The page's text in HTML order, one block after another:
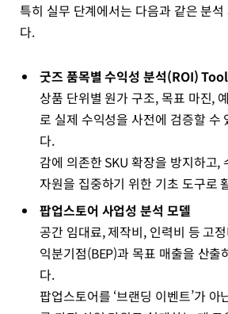
특히 실무 단계에서는 다음과 같은 분
다.
굿즈 품목별 수익성 분석(ROI) Tool
상품 단위별 원가 구조, 목표 마진,
로 실제 수익성을 사전에 검증할 수
다.
감에 의존한 SKU 확장을 방지하고,
자원을 집중하기 위한 기초 도구로
팝업스토어 사업성 분석 모델
공간 임대료, 제작비, 인력비 등 고
익분기점(BEP)과 목표 매출을 산출
다.
팝업스토어를 ‘브랜딩 이벤트’가 아